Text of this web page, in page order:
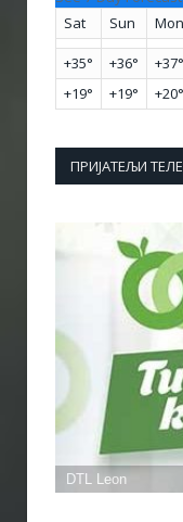
Sat
Sun Mon
+35° +36° +37°
+19° +19° +20°
ПРИЈАТЕЉИ